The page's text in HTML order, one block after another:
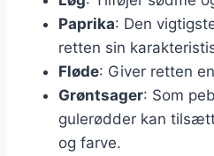
Paprika: Den
retten sin
Fløde: Giver retten
Grøntsager: Som
gulerødder kan
og farve.